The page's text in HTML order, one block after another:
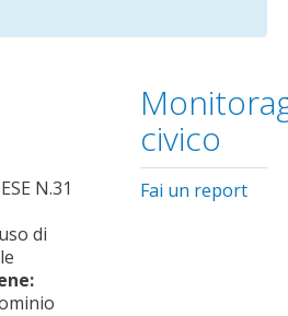
N.31
di
civico
Fai un report